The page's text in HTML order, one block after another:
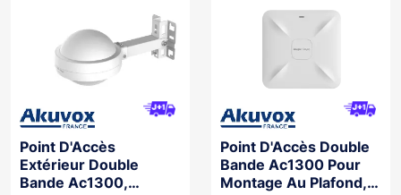
Point D'Accès
Extérieur Double
Bande Ac1300,
Point D'Accès Double
Bande Ac1300 Pour
Montage Au Plafond,